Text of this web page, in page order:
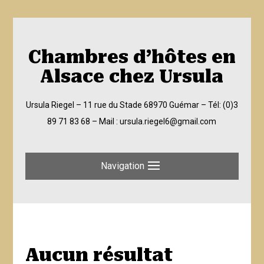
Chambres d’hôtes en
Alsace chez Ursula
Ursula Riegel – 11 rue du Stade 68970 Guémar – Tél: (0)3
89 71 83 68 – Mail :ursula.riegel6@gmail.com
Navigation
Aucun résultat